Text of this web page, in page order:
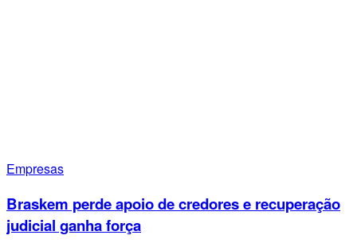
Empresas
Braskem perde apoio de credores e recuperação
judicial ganha força